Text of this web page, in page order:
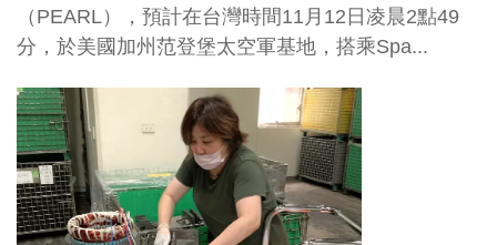
（PEARL），預計在台灣時間11月12日凌晨2點49
分，於美國加州范登堡太空軍基地，搭乘Spa...